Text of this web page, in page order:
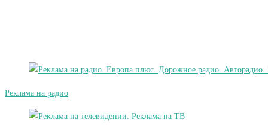
Реклама на радио